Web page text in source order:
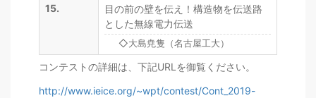
15.
目の前の壁を伝え！構造物を伝送路
とした無線電力伝送
◇大島尭隻（名古屋工大）
コンテストの詳細は、下記URLを御覧ください。
http://www.ieice.org/~wpt/contest/Cont_2019-